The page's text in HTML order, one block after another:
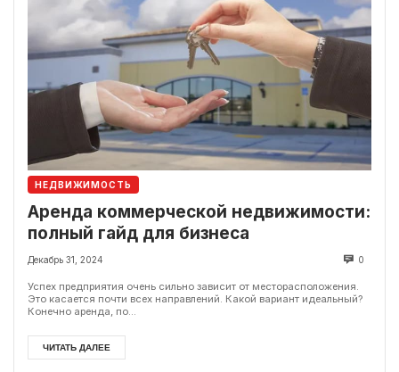
НЕДВИЖИМОСТЬ
Аренда коммерческой недвижимости:
полный гайд для бизнеса
Декабрь 31, 2024 0
Успех предприятия очень сильно зависит от месторасположения.
Это касается почти всех направлений. Какой вариант идеальный?
Конечно аренда, по...
ЧИТАТЬ ДАЛЕЕ